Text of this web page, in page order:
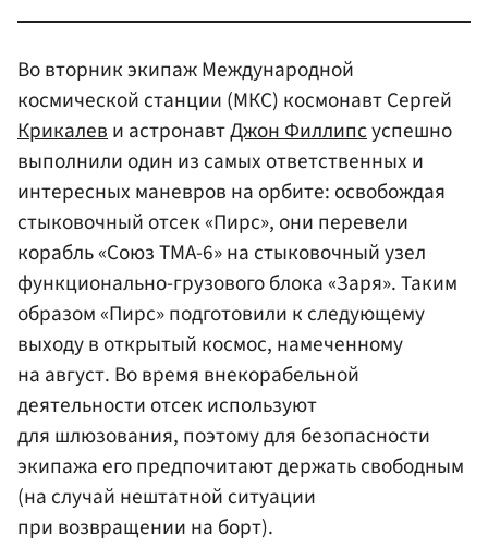
Во вторник экипаж Международной
космической станции (МКС) космонавт Сергей
Крикалев и астронавтДжон Филлипсуспешно
выполнили один из самых ответственных и
интересных маневров на орбите: освобождая
стыковочный отсек «Пирс», они перевели
корабль «Союз ТМА-6» на стыковочный узел
функционально-грузового блока «Заря». Таким
образом «Пирс» подготовили к следующему
выходу в открытый космос, намеченному
на август. Во время внекорабельной
деятельности отсек используют
для шлюзования, поэтому для безопасности
экипажа его предпочитают держать свободным
(на случай нештатной ситуации
при возвращении на борт).